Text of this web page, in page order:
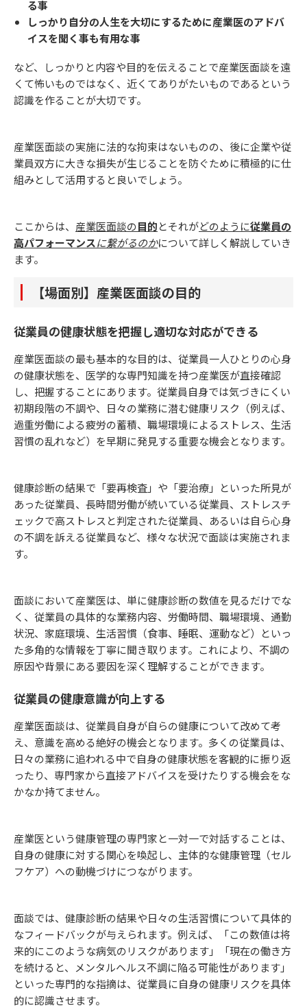
る事
しっかり自分の人生を大切にするために産業医のアドバ
イスを聞く事も有用な事
など、しっかりと内容や目的を伝えることで産業医面談を遠
くて怖いものではなく、近くてありがたいものであるという
認識を作ることが大切です。
産業医面談の実施に法的な拘束はないものの、後に企業や従
業員双方に大きな損失が生じることを防ぐために積極的に仕
組みとして活用すると良いでしょう。
ここからは、 産業医面談の目的とそれがどのように従業員の
高パフォーマンスに繋がるのかについて詳しく解説していき
ます。
【場面別】産業医面談の目的
従業員の健康状態を把握し適切な対応ができる
産業医面談の最も基本的な目的は、従業員一人ひとりの心身
の健康状態を、医学的な専門知識を持つ産業医が直接確認
し、把握することにあります。従業員自身では気づきにくい
初期段階の不調や、日々の業務に潜む健康リスク（例えば、
過重労働による疲労の蓄積、職場環境によるストレス、生活
習慣の乱れなど）を早期に発見する重要な機会となります。
健康診断の結果で「要再検査」や「要治療」といった所見が
あった従業員、長時間労働が続いている従業員、ストレスチ
ェックで高ストレスと判定された従業員、あるいは自ら心身
の不調を訴える従業員など、様々な状況で面談は実施されま
す。
面談において産業医は、単に健康診断の数値を見るだけでな
く、従業員の具体的な業務内容、労働時間、職場環境、通勤
状況、家庭環境、生活習慣（食事、睡眠、運動など）といっ
た多角的な情報を丁寧に聞き取ります。これにより、不調の
原因や背景にある要因を深く理解することができます。
従業員の健康意識が向上する
産業医面談は、従業員自身が自らの健康について改めて考
え、意識を高める絶好の機会となります。多くの従業員は、
日々の業務に追われる中で自身の健康状態を客観的に振り返
ったり、専門家から直接アドバイスを受けたりする機会をな
かなか持てません。
産業医という健康管理の専門家と一対一で対話することは、
自身の健康に対する関心を喚起し、主体的な健康管理（セル
フケア）への動機づけにつながります。
面談では、健康診断の結果や日々の生活習慣について具体的
なフィードバックが与えられます。例えば、「この数値は将
来的にこのような病気のリスクがあります」「現在の働き方
を続けると、メンタルヘルス不調に陥る可能性があります」
といった専門的な指摘は、従業員に自身の健康リスクを具体
的に認識させます。